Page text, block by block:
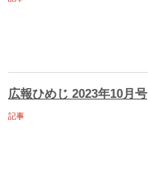
広報ひめじ 2023年10月号
記事